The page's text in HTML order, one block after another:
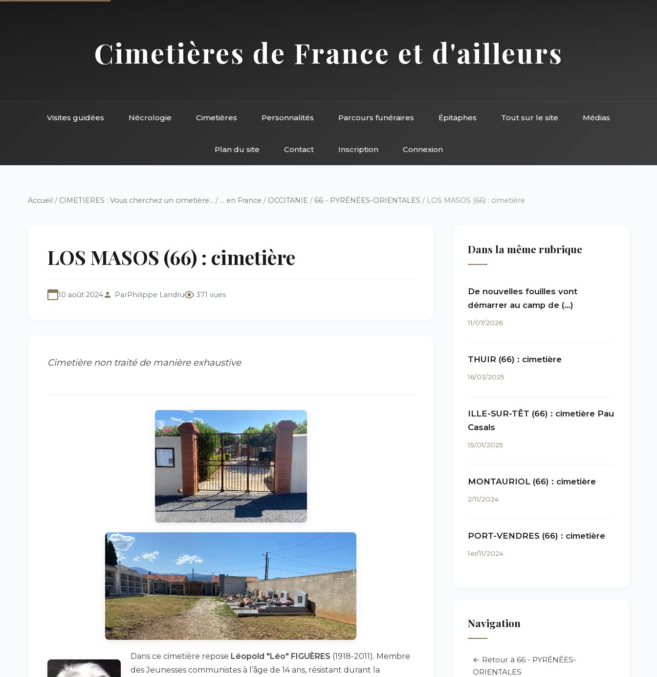
Cimetières de France et d'ailleurs
Visites guidées Nécrologie Cimetières Personnalités Parcours funéraires Épitaphes Tout sur le site Médias
Plan du site Contact Inscription Connexion
Accueil / CIMETIERES : Vous cherchez un cimetière... / ... en France / OCCITANIE / 66 - PYRÉNÉES-ORIENTALES / LOS MASOS (66) : cimetière
LOS MASOS (66) : cimetière
10 août 2024 ParPhilippe Landru 371 vues
Cimetière non traité de manière exhaustive
Dans ce cimetière repose Léopold "Léo" FIGUÈRES (1918-2011). Membre
des Jeunesses communistes à l’âge de 14 ans, résistant durant la
Dans la même rubrique
De nouvelles fouilles vont
démarrer au camp de (…)
11/07/2026
THUIR (66) : cimetière
16/03/2025
ILLE-SUR-TÊT (66) : cimetière Pau
Casals
15/01/2025
MONTAURIOL (66) : cimetière
2/11/2024
PORT-VENDRES (66) : cimetière
1er/11/2024
Navigation
← Retour à 66 - PYRÉNÉES-
ORIENTALES